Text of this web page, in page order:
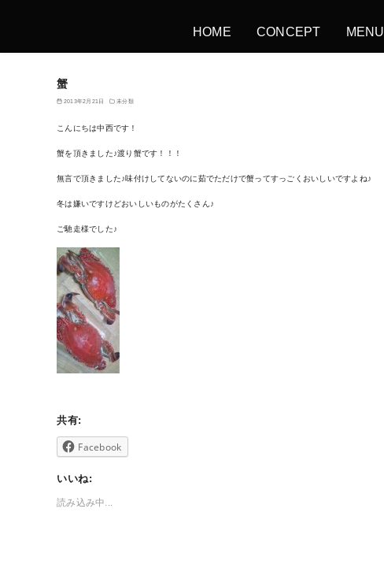
HOME CONCEPT MENU
蟹
2013年2月21日 未分類
こんにちは中西です！
蟹を頂きました♪渡り蟹です！！！
無言で頂きました♪味付けしてないのに茹でただけで蟹ってすっごくおいしいですよね♪
冬は嫌いですけどおいしいものがたくさん♪
ご馳走様でした♪
共有:
Facebook
いいね:
読み込み中...